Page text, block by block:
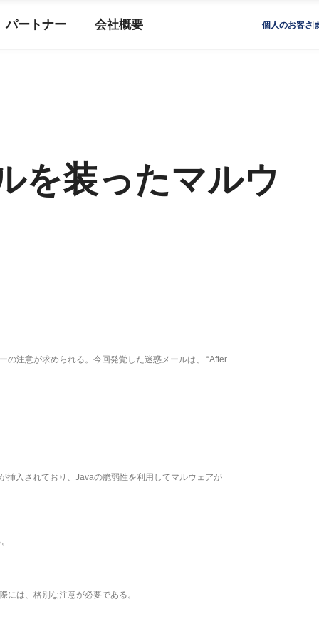
パートナー 会社概要 個人のお客さ
を装ったマルウ
注意が求められる。今回発覚した迷惑メールは、 “After
入されており、Javaの脆弱性を利用してマルウェアが
は、格別な注意が必要である。